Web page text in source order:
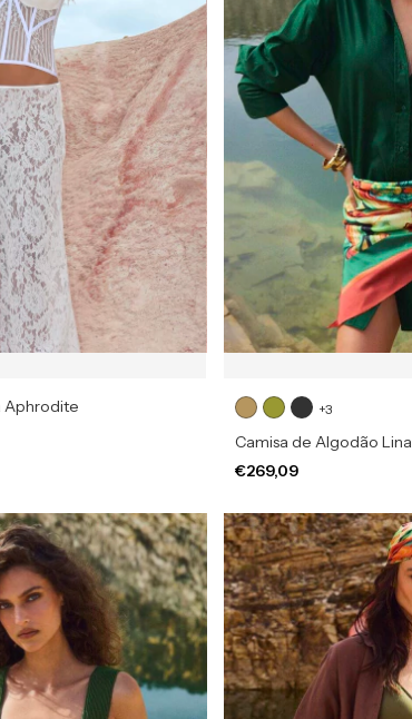
Aphrodite
+3
Camisa de Algodão Lina
€269,09